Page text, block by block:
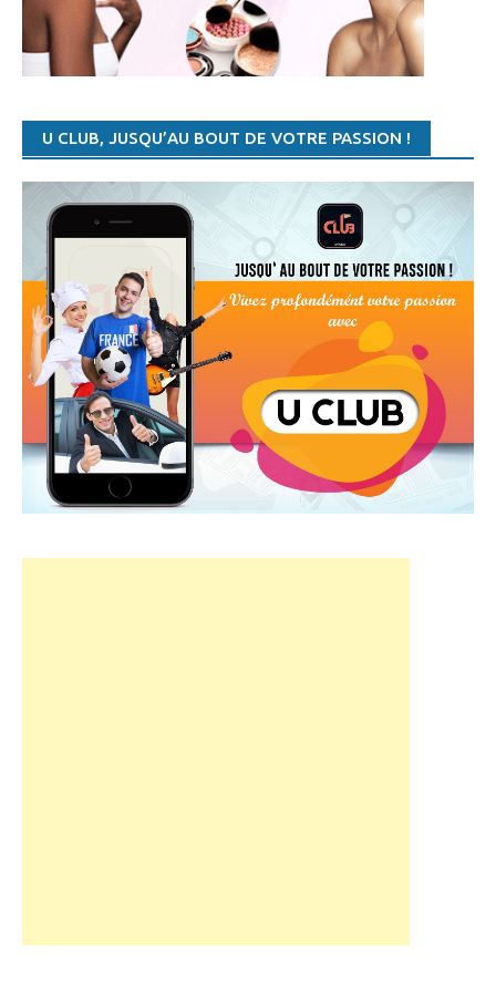
15:05 TENNIS- WTA/TOURNOI DE ROME: ELINA SVITOLINA DÉFEND BIEN SON TITRE DE CHAMPION
14:41 TENNIS- WTA/TOURNOI DE ROME: MADISON SIGNE FORFAIT, HALEP QUALIFIÉE POUR LES QUARTS
11:36 AUTRES SPORTS
- JEUX AFRICAINS DE LA JEUNESSE : LE CAMEROUN U 17 FÉMININ QUALIFIÉ
U CLUB, JUSQU’AU BOUT DE VOTRE PASSION !